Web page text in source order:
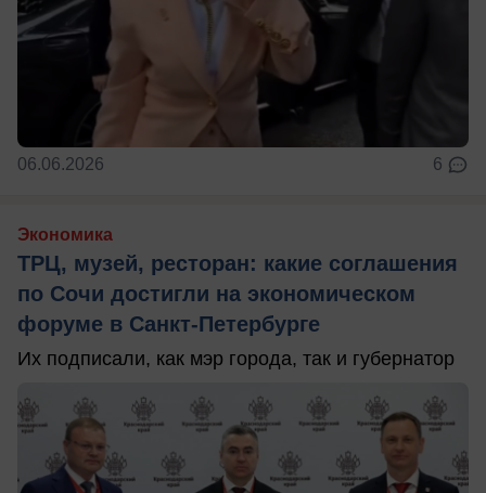
06.06.2026 6
Экономика
ТРЦ, музей, ресторан: какие соглашения
по Сочи достигли на экономическом
форуме в Санкт-Петербурге
Их подписали, как мэр города, так и губернатор